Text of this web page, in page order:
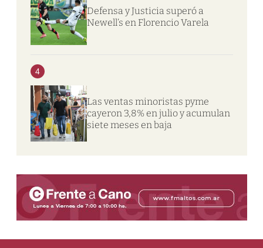
Defensa y Justicia superó a
Newell’s en Florencio Varela
4
Las ventas minoristas pyme
cayeron 3,8% en julio y acumulan
siete meses en baja